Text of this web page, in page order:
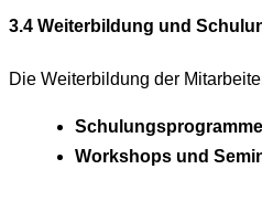
3.4 Weiterbildung und
Die Weiterbildung der
Schulungsprogramme
Workshops und